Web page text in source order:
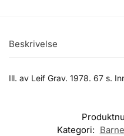
Beskrivelse
Ill. av Leif Grav. 1978. 67 s.
Kategori: